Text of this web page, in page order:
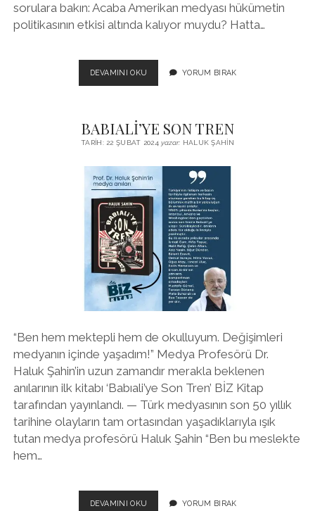
sorulara bakın: Acaba Amerikan medyası hükümetin
politikasının etkisi altında kalıyor muydu? Hatta…
DEVAMINI OKU DURUN
BAKALIM..
DAKIKA..
ELEŞTIRI
HAKKI
VAR
YORUM BIRAK
BABIALİ’YE SON TREN
TARIH: 22 ŞUBAT 2024yazar: HALUK ŞAHIN
“Ben hem mektepli hem de okulluyum. Değişimleri
medyanın içinde yaşadım!” Medya Profesörü Dr.
Haluk Şahin’in uzun zamandır merakla beklenen
anılarının ilk kitabı ‘Babıali’ye Son Tren’ BİZ Kitap
tarafından yayınlandı. — Türk medyasının son 50 yıllık
tarihine olayların tam ortasından yaşadıklarıyla ışık
tutan medya profesörü Haluk Şahin “Ben bu meslekte
hem…
DEVAMINI OKU BABIALİ’YEYORUM BIRAK